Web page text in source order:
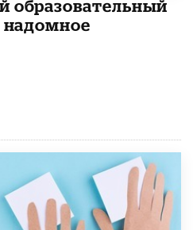
образовательный
надомное